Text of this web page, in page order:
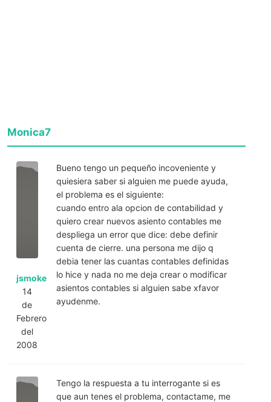
Monica7
jsmoke
14
de
Febrero
del
2008
Bueno tengo un pequeño incoveniente y
quiesiera saber si alguien me puede ayuda,
el problema es el siguiente:
cuando entro ala opcion de contabilidad y
quiero crear nuevos asiento contables me
despliega un error que dice: debe definir
cuenta de cierre. una persona me dijo q
debia tener las cuantas contables definidas
lo hice y nada no me deja crear o modificar
asientos contables si alguien sabe xfavor
ayudenme.
Tengo la respuesta a tu interrogante si es
que aun tenes el problema, contactame, me